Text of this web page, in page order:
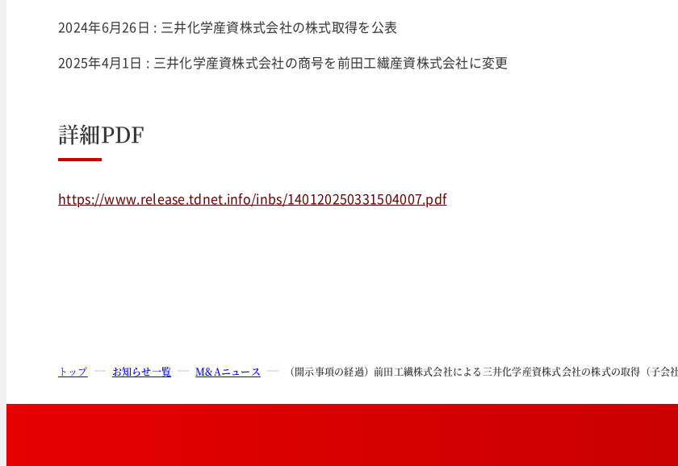
2024年6月26日 : 三井化学産資株式会社の株式取得を公表
2025年4月1日 : 三井化学産資株式会社の商号を前田工繊産資株式会社に変更
詳細PDF
https://www.release.tdnet.info/inbs/140120250331504007.pdf
トップ お知らせ一覧 M&Aニュース （開示事項の経過）前田工繊株式会社による三井化学産資株式会社の株式の取得（子会